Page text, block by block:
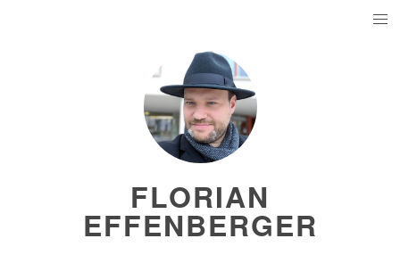
FLORIAN
EFFENBERGER